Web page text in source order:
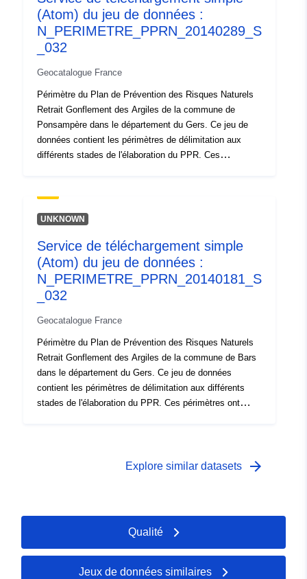
approuvé vaut servitude d'utilité publique ;- périmètre
d'étude qui correspond à l'enveloppe dans laquelle ont
été étudiés les aléas.
(Atom) du jeu de données :
N_PERIMETRE_PPRN_20140289_S
_032
Geocatalogue France
Périmètre du Plan de Prévention des Risques Naturels
Retrait Gonflement des Argiles de la commune de
Ponsampère dans le département du Gers. Ce jeu de
données contient les périmètres de délimitation aux
différents stades de l'élaboration du PPR. Ces
à compter d'une date définie. Il s'agit du :- périmètre
prescrit figurant dans l'arrêté de prescription d'un PPR ;-
périmètre réglementé par le PPR approuvé, ce périmètre
approuvé vaut servitude d'utilité publique ;- périmètre
d'étude qui correspond à l'enveloppe dans laquelle ont
été étudiés les aléas.
UNKNOWN
Service de téléchargement simple
(Atom) du jeu de données :
N_PERIMETRE_PPRN_20140181_S
_032
Geocatalogue France
Périmètre du Plan de Prévention des Risques Naturels
Retrait Gonflement des Argiles de la commune de Bars
dans le département du Gers. Ce jeu de données
contient les périmètres de délimitation aux différents
stades de l'élaboration du PPR. Ces périmètres ont
l'arrêté de prescription d'un PPR ;- périmètre d'exposition
Explore similar datasets arrow_forward
Qualité
Jeux de données similaires